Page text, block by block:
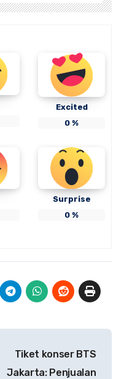
Excited
0 %
Surprise
0 %
Tiket konser BTS
Jakarta: Penjualan